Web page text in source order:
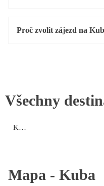
Proč zvolit zájezd na
Všechny
Kuba
Mapa - Kuba